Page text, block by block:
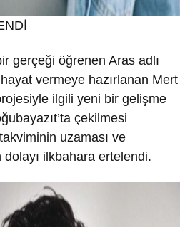
gerçeği öğrenen Aras adlı
vermeye hazırlanan Mert
ilgili yeni bir gelişme
çekilmesi
uzaması ve
ilkbahara ertelendi.